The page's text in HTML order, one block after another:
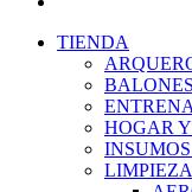
TIENDA
BALONES
HOGAR